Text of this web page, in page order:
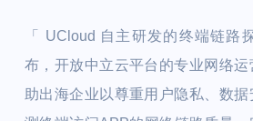
「 UCloud 自主研发的终端链路
布，开放中立云平台的专业网络
助出海企业以尊重用户隐私、数